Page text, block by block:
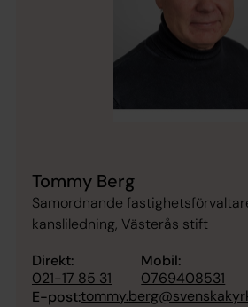
Tommy Berg
Samordnande
kansliledning, Västerås stift
Direkt:
021-17 85 31
Mobil:
0769408531
E-post: